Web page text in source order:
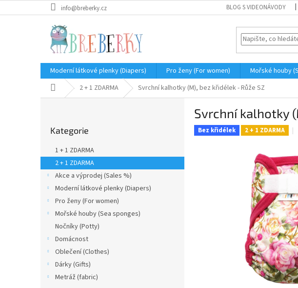
na
info@breberky.cz BLOG S VIDEONÁVODY
Moderní látkové plenky (Diapers) Pro ženy (For women) Mořské houby
Domů 2 + 1 ZDARMA Svrchní kalhotky (M), bez křidélek - Růže SZ
a
n
kategorie
Kategorie
1 + 1 ZDARMA
2 + 1 ZDARMA
Akce a výprodej (Sales %)
Moderní látkové plenky (Diapers)
Pro ženy (For women)
Mořské houby (Sea sponges)
Nočníky (Potty)
Domácnost
Oblečení (Clothes)
Dárky (Gifts)
Metráž (fabric)
Svrchní kalhotky
Bez křidélek 2 + 1 ZDARMA